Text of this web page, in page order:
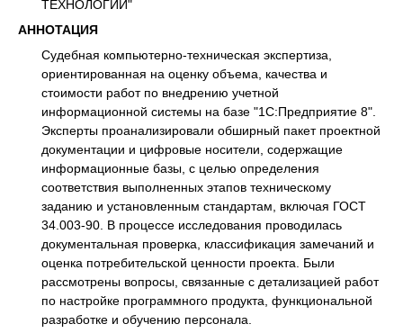
ТЕХНОЛОГИЙ"
АННОТАЦИЯ
Судебная компьютерно-техническая экспертиза,
ориентированная на оценку объема, качества и
стоимости работ по внедрению учетной
информационной системы на базе "1С:Предприятие 8".
Эксперты проанализировали обширный пакет проектной
документации и цифровые носители, содержащие
информационные базы, с целью определения
соответствия выполненных этапов техническому
заданию и установленным стандартам, включая ГОСТ
34.003-90. В процессе исследования проводилась
документальная проверка, классификация замечаний и
оценка потребительской ценности проекта. Были
рассмотрены вопросы, связанные с детализацией работ
по настройке программного продукта, функциональной
разработке и обучению персонала.